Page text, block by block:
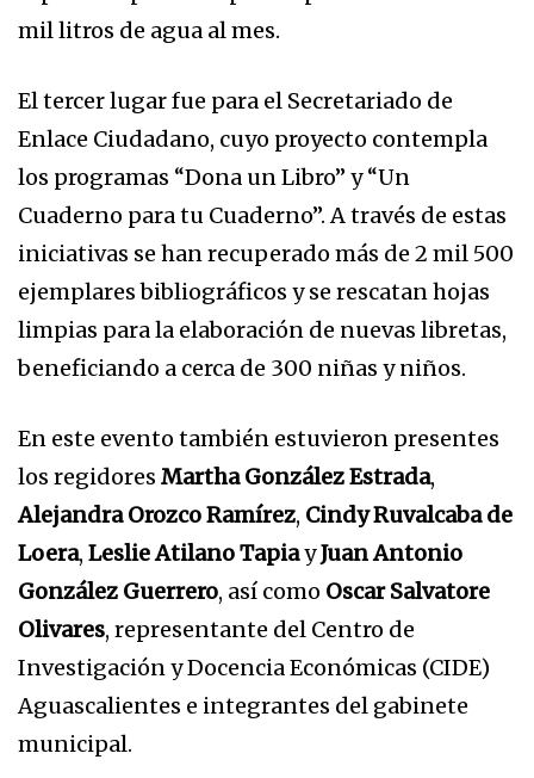
mil litros de agua al mes.
El tercer lugar fue para el Secretariado de
Enlace Ciudadano, cuyo proyecto contempla
los programas “Dona un Libro” y “Un
Cuaderno para tu Cuaderno”. A través de estas
iniciativas se han recuperado más de 2 mil 500
ejemplares bibliográficos y se rescatan hojas
limpias para la elaboración de nuevas libretas,
beneficiando a cerca de 300 niñas y niños.
En este evento también estuvieron presentes
los regidores Martha González Estrada,
Alejandra Orozco Ramírez, Cindy Ruvalcaba de
Loera, Leslie Atilano TapiayJuan Antonio
González Guerrero, así como Oscar Salvatore
Olivares, representante del Centro de
Investigación y Docencia Económicas (CIDE)
Aguascalientes e integrantes del gabinete
municipal.